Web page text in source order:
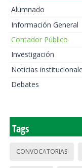
Alumnado
Información General
Contador Público
Investigación
Noticias
Debates
Tags
CONVOCATORIAS